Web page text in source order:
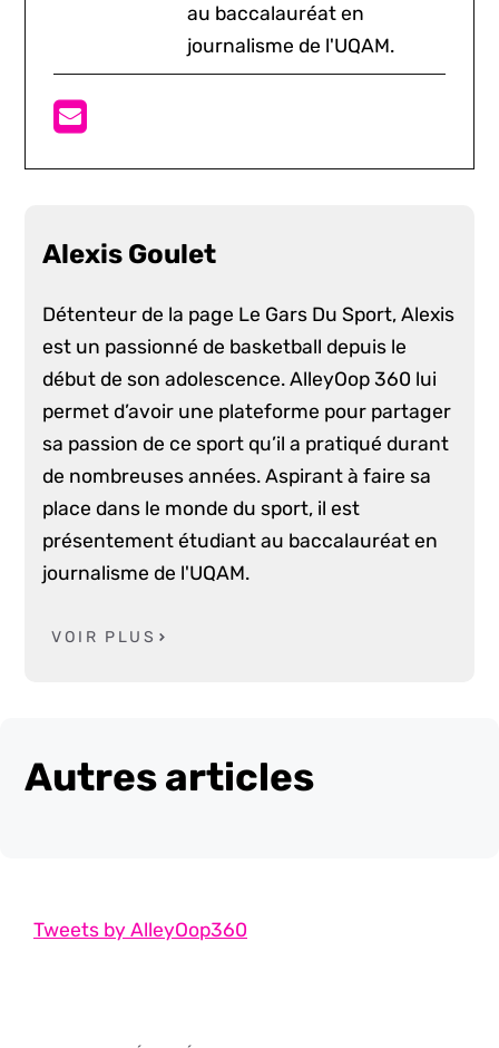
au baccalauréat en
journalisme de l'UQAM.
Alexis Goulet
Détenteur de la page Le Gars Du Sport, Alexis
est un passionné de basketball depuis le
début de son adolescence. AlleyOop 360 lui
permet d’avoir une plateforme pour partager
sa passion de ce sport qu’il a pratiqué durant
de nombreuses années. Aspirant à faire sa
place dans le monde du sport, il est
présentement étudiant au baccalauréat en
journalisme de l'UQAM.
VOIR PLUS
Autres articles
Tweets by AlleyOop360